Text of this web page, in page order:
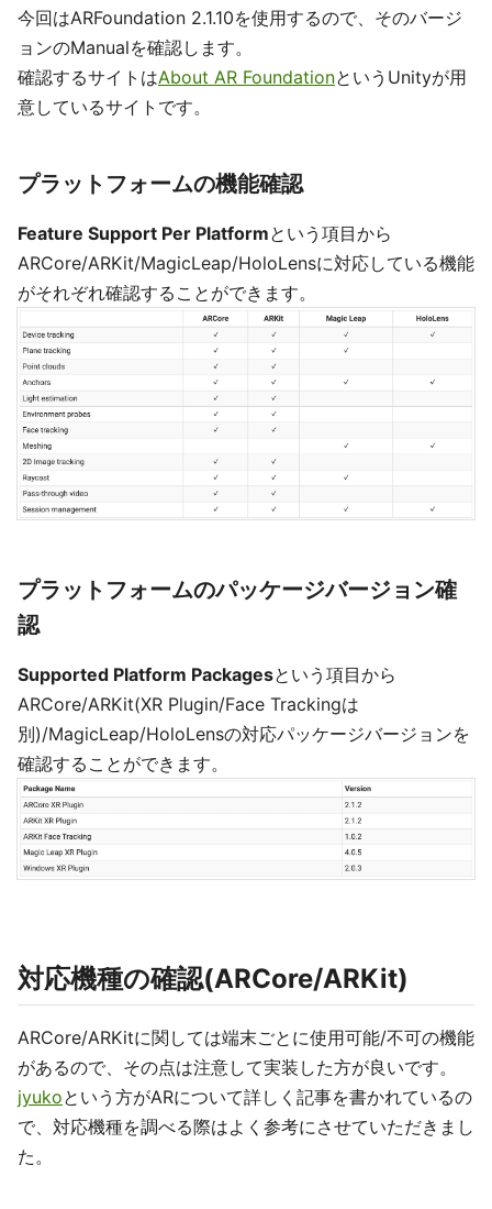
今回はARFoundation 2.1.10を使用するので、そのバージ
ョンのManualを確認します。
確認するサイトはAbout AR FoundationというUnityが用
意しているサイトです。
プラットフォームの機能確認
Feature Support Per Platformという項目から
ARCore/ARKit/MagicLeap/HoloLensに対応している機能
がそれぞれ確認することができます。
プラットフォームのパッケージバージョン確
認
Supported Platform Packagesという項目から
ARCore/ARKit(XR Plugin/Face Trackingは
別)/MagicLeap/HoloLensの対応パッケージバージョンを
確認することができます。
対応機種の確認(ARCore/ARKit)
ARCore/ARKitに関しては端末ごとに使用可能/不可の機能
があるので、その点は注意して実装した方が良いです。
jyukoという方がARについて詳しく記事を書かれているの
で、対応機種を調べる際はよく参考にさせていただきまし
た。